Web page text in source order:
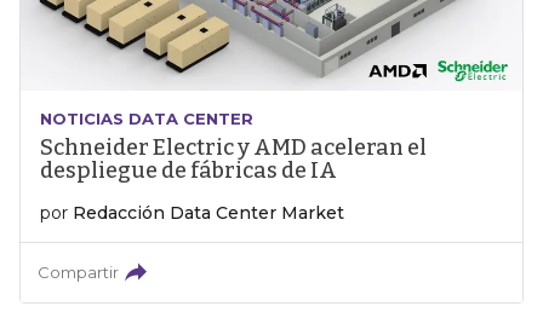
NOTICIAS DATA CENTER
Schneider Electric y AMD aceleran el
despliegue de fábricas de IA
por Redacción Data Center Market
Compartir